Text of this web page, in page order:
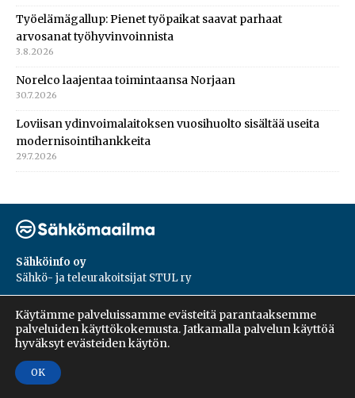
Työelämägallup: Pienet työpaikat saavat parhaat
arvosanat työhyvinvoinnista
3.8.2026
Norelco laajentaa toimintaansa Norjaan
30.7.2026
Loviisan ydinvoimalaitoksen vuosihuolto sisältää useita
modernisointihankkeita
29.7.2026
Sähköinfo oy
Sähkö- ja teleurakoitsijat STUL ry
PL 55, 02601, Espoo
Harakantie 18 B
09 5476 1422
Käytämme palveluissamme evästeitä parantaaksemme
palveluiden käyttökokemusta. Jatkamalla palvelun käyttöä
hyväksyt evästeiden käytön.
OK